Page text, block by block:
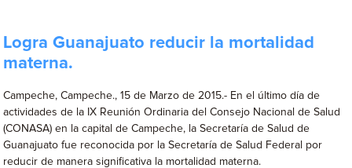
Logra Guanajuato reducir la mortalidad
materna.
Campeche, Campeche., 15 de Marzo de 2015.- En el último día de
actividades de la IX Reunión Ordinaria del Consejo Nacional de Salud
(CONASA) en la capital de Campeche, la Secretaría de Salud de
Guanajuato fue reconocida por la Secretaría de Salud Federal por
reducir de manera significativa la mortalidad materna.